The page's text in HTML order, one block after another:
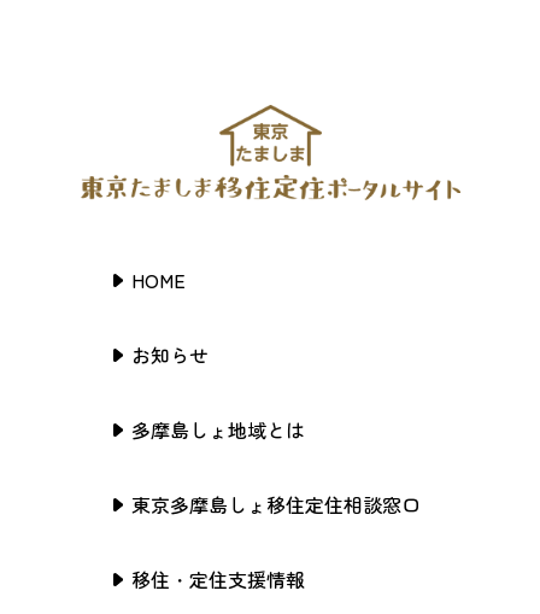
HOME
お知らせ
多摩島しょ地域とは
東京多摩島しょ移住定住相談窓口
移住・定住支援情報